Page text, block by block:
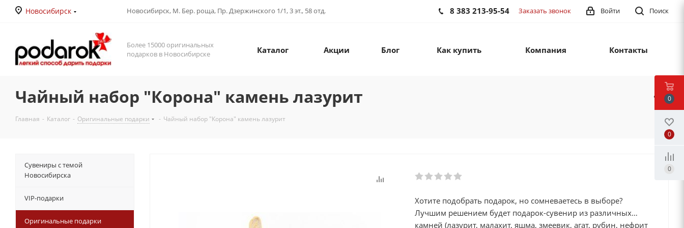
Новосибирск Новосибирск, М. Бер. роща, Пр. Дзержинского 1/1, 3 эт., 58 отд. Поиск
Войти
8 383 213-95-54 Заказать звонок
Более 15000 оригинальных
подарков в Новосибирске
Каталог Акции Блог Как купить Компания Контакты
Чайный набор "Корона" камень лазурит
Главная - Каталог - Оригинальные подарки - Чайный набор "Корона" камень лазурит
Хотите подобрать подарок, но сомневаетесь в выборе?
Лучшим решением будет подарок-сувенир из различных
камней (лазурит, малахит, яшма, змеевик, агат, рубин, нефрит
Сувениры с темой
Новосибирска
VIP-подарки
Оригинальные подарки
0
0
0